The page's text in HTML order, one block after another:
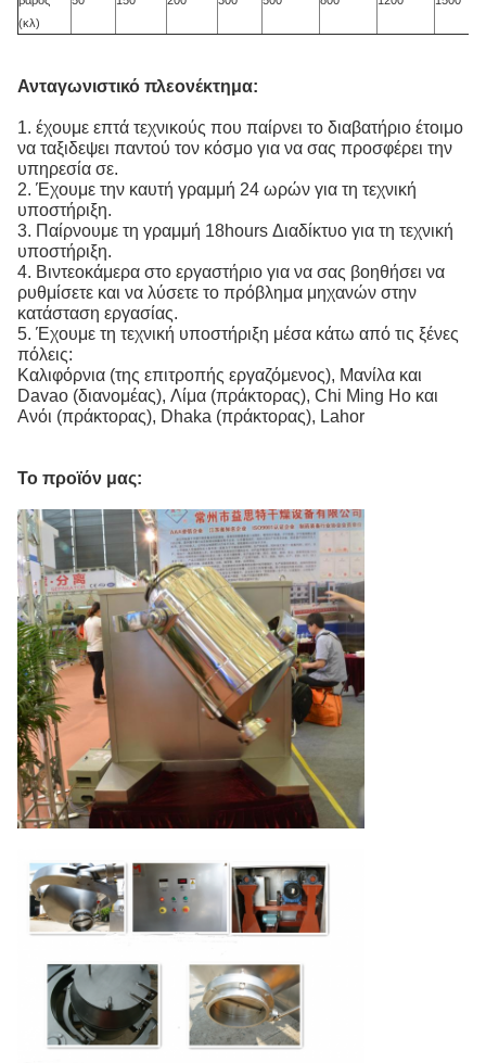
(κλ)
Ανταγωνιστικό πλεονέκτημα:
1. έχουμε επτά τεχνικούς που παίρνει το διαβατήριο έτοιμο
να ταξιδεψει παντού τον κόσμο για να σας προσφέρει την
υπηρεσία σε.
2. Έχουμε την καυτή γραμμή 24 ωρών για τη τεχνική
υποστήριξη.
3. Παίρνουμε τη γραμμή 18hours Διαδίκτυο για τη τεχνική
υποστήριξη.
4. Βιντεοκάμερα στο εργαστήριο για να σας βοηθήσει να
ρυθμίσετε και να λύσετε το πρόβλημα μηχανών στην
κατάσταση εργασίας.
5. Έχουμε τη τεχνική υποστήριξη μέσα κάτω από τις ξένες
πόλεις:
Καλιφόρνια (της επιτροπής εργαζόμενος), Μανίλα και
Davao (διανομέας), Λίμα (πράκτορας), Chi Ming Ho και
Ανόι (πράκτορας), Dhaka (πράκτορας), Lahor
Το προϊόν μας: